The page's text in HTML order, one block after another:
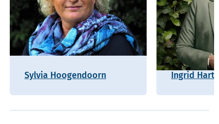
Sylvia Hoogendoorn Ingrid